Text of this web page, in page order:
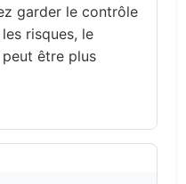
garder le contrôle
risques, le
être plus